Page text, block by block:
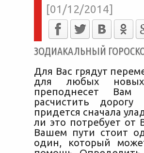
[01/12/2014]
ЗОДИАКАЛЬНЫЙ
Для Вас грядут
для любых новых
преподнесет
расчистить
придется сначала
ли это потребует от
Вашем пути стоит
один, который